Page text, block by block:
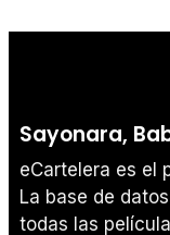
Sayonara,
eCartelera es el
La base de
todas las